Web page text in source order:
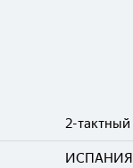
2-тактный
ИСПАНИЯ